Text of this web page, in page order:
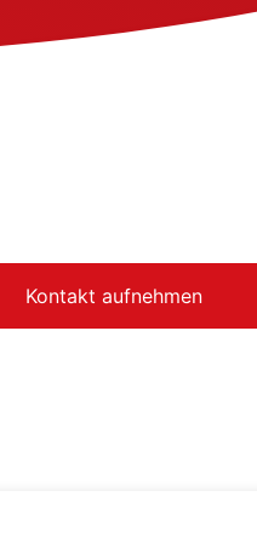
Kontakt aufnehmen